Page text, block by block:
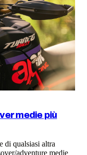
medie più
di qualsiasi altra
adventure medie